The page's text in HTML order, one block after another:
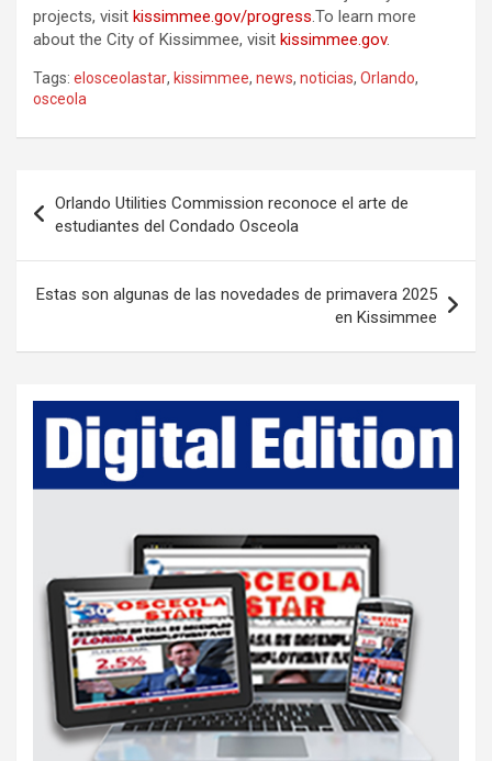
projects, visit kissimmee.gov/progress.To learn more
about the City of Kissimmee, visit kissimmee.gov.
Tags: elosceolastar, kissimmee, news, noticias, Orlando,
osceola
s
a
Orlando Utilities Commission reconoce el arte de
estudiantes del Condado Osceola
Estas son algunas de las novedades de primavera 2025
en Kissimmee